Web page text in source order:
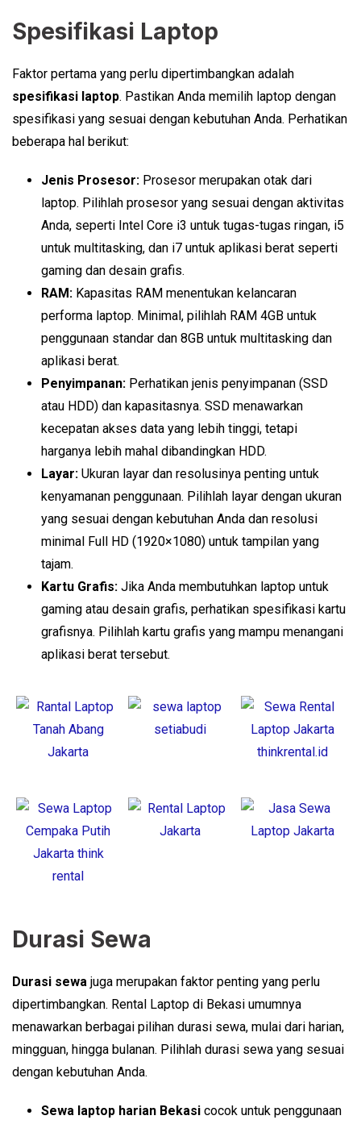
Spesifikasi Laptop
Faktor pertama yang perlu dipertimbangkan adalah
spesifikasi laptop. Pastikan Anda memilih laptop dengan
spesifikasi yang sesuai dengan kebutuhan Anda. Perhatikan
beberapa hal berikut:
Jenis Prosesor: Prosesor merupakan otak dari
laptop. Pilihlah prosesor yang sesuai dengan aktivitas
Anda, seperti Intel Core i3 untuk tugas-tugas ringan, i5
untuk multitasking, dan i7 untuk aplikasi berat seperti
gaming dan desain grafis.
RAM: Kapasitas RAM menentukan kelancaran
performa laptop. Minimal, pilihlah RAM 4GB untuk
penggunaan standar dan 8GB untuk multitasking dan
aplikasi berat.
Penyimpanan: Perhatikan jenis penyimpanan (SSD
atau HDD) dan kapasitasnya. SSD menawarkan
kecepatan akses data yang lebih tinggi, tetapi
harganya lebih mahal dibandingkan HDD.
Layar: Ukuran layar dan resolusinya penting untuk
kenyamanan penggunaan. Pilihlah layar dengan ukuran
yang sesuai dengan kebutuhan Anda dan resolusi
minimal Full HD (1920×1080) untuk tampilan yang
tajam.
Kartu Grafis: Jika Anda membutuhkan laptop untuk
gaming atau desain grafis, perhatikan spesifikasi kartu
grafisnya. Pilihlah kartu grafis yang mampu menangani
aplikasi berat tersebut.
Durasi Sewa
Durasi sewa juga merupakan faktor penting yang perlu
dipertimbangkan. Rental Laptop di Bekasi umumnya
menawarkan berbagai pilihan durasi sewa, mulai dari harian,
mingguan, hingga bulanan. Pilihlah durasi sewa yang sesuai
dengan kebutuhan Anda.
Sewa laptop harian Bekasi cocok untuk penggunaan